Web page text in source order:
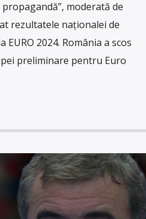
moderată de
rezultatele naționalei de
2024. România a scos
preliminare pentru Euro